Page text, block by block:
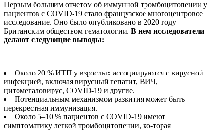
Первым большим отчетом об иммунной тромбоцитопении у
пациентов с COVID-19 стало французское многоцентровое
исследование. Оно было опубликовано в 2020 году
Британским обществом гематологии. В нем исследователи
делают следующие выводы:
Около 20 % ИТП у взрослых ассоциируются с вирусной
инфекцией, включая вирусный гепатит, ВИЧ,
цитомегаловирус, COVID-19 и другие.
Потенциальным механизмом развития может быть
перекрестная иммунизация.
Около 5–10 % пациентов с COVID-19 имеют
симптоматику легкой тромбоцитопении, ко-торая